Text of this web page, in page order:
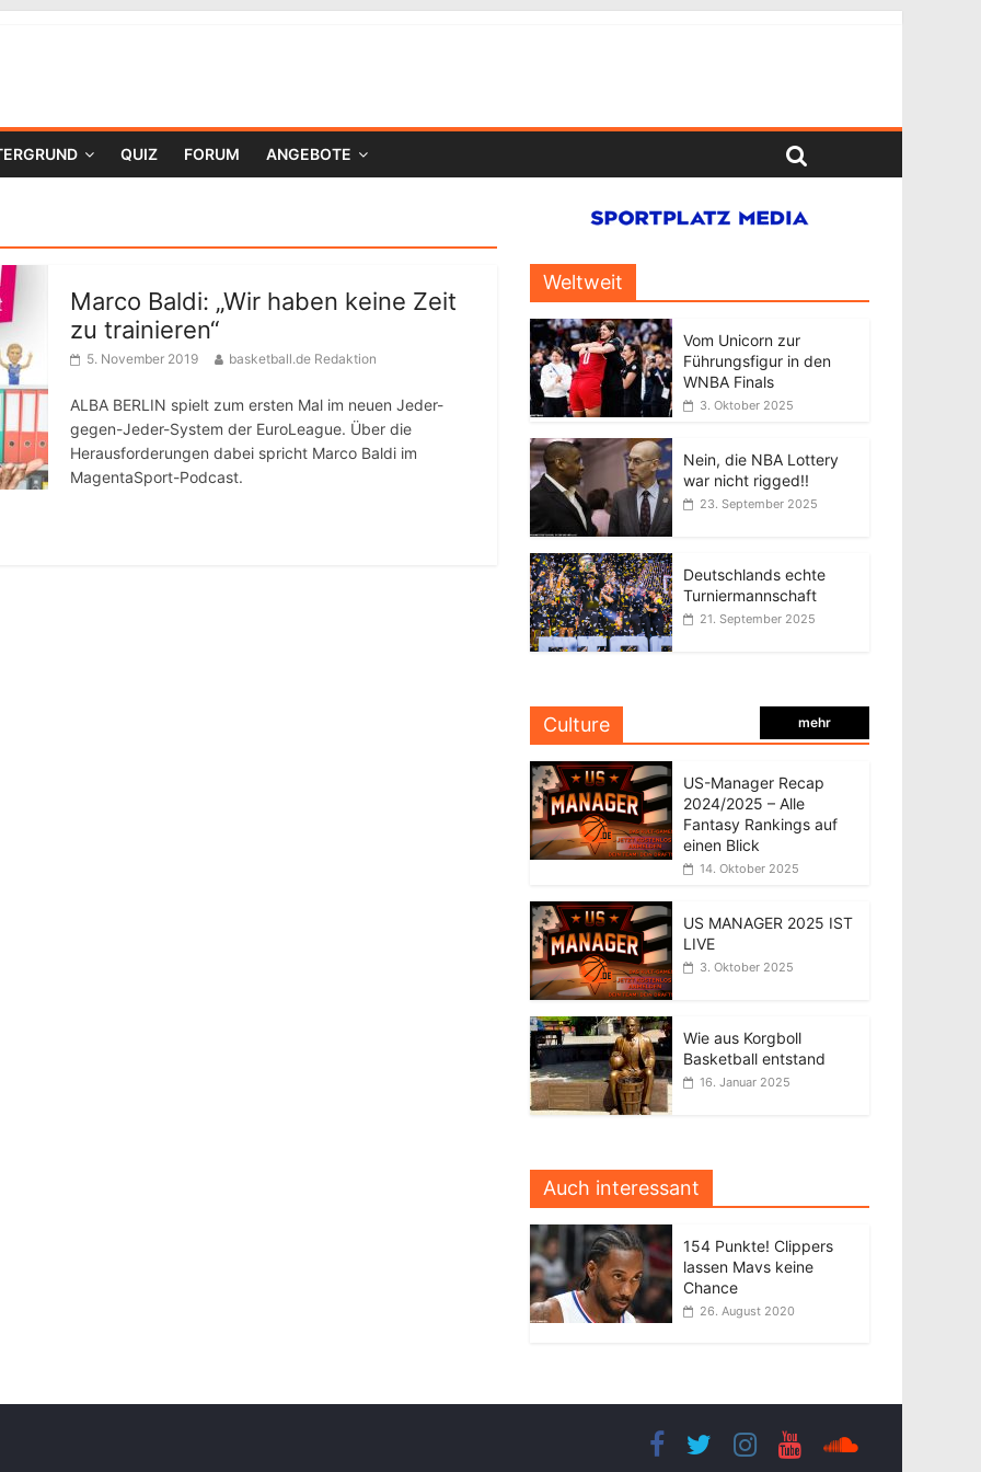
QUIZ FORUM ANGEBOTE
Marco Baldi: „Wir haben keine Zeit
zu trainieren“
5. November 2019 basketball.de Redaktion
ALBA BERLIN spielt zum ersten Mal im neuen Jeder-
gegen-Jeder-System der EuroLeague. Über die
Herausforderungen dabei spricht Marco Baldi im
MagentaSport-Podcast.
Weltweit
Vom Unicorn zur
Führungsfigur in den
WNBA Finals
3. Oktober 2025
Nein, die NBA Lottery
war nicht rigged!!
23. September 2025
Deutschlands echte
Turniermannschaft
21. September 2025
Culture mehr
US-Manager Recap
2024/2025 – Alle
Fantasy Rankings auf
einen Blick
14. Oktober 2025
US MANAGER 2025 IST
LIVE
3. Oktober 2025
Wie aus Korgboll
Basketball entstand
16. Januar 2025
Auch interessant
154 Punkte! Clippers
lassen Mavs keine
Chance
26. August 2020